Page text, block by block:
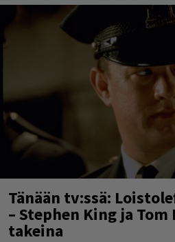
Tänään tv:ssä:
– Stephen King ja
takeina